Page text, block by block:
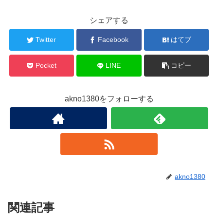
シェアする
Twitter Facebook はてブ
Pocket LINE コピー
akno1380をフォローする
akno1380
関連記事